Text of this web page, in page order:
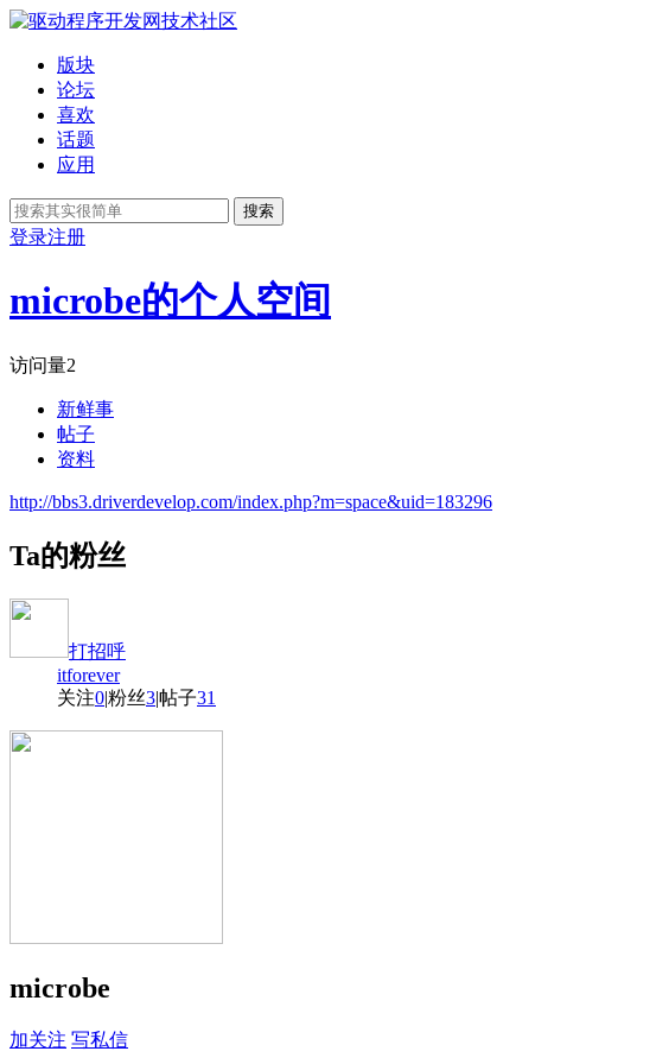
版块
论坛
喜欢
话题
应用
搜索
登录注册
microbe的个人空间
访问量2
新鲜事
帖子
资料
http://bbs3.driverdevelop.com/index.php?m=space&uid=183296
Ta的粉丝
打招呼
itforever
关注0|粉丝3|帖子31
microbe
加关注 写私信